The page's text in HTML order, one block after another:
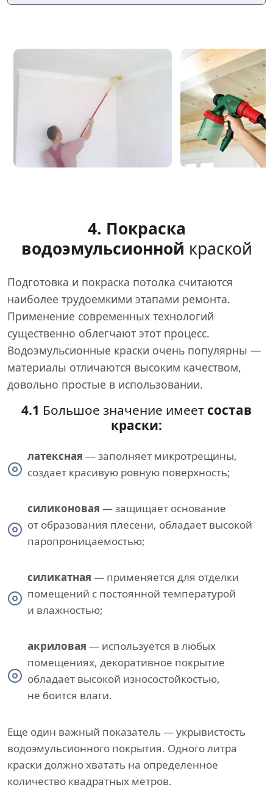
4. Покраска
водоэмульсионной краской
Подготовка и покраска потолка считаются
наиболее трудоемкими этапами ремонта.
Применение современных технологий
существенно облегчают этот процесс.
Водоэмульсионные краски очень популярны —
материалы отличаются высоким качеством,
довольно простые в использовании.
4.1 Большое значение имеет состав
краски:
латексная — заполняет микротрещины,
создает красивую ровную поверхность;
силиконовая — защищает основание
от образования плесени, обладает высокой
паропроницаемостью;
силикатная — применяется для отделки
помещений с постоянной температурой
и влажностью;
акриловая — используется в любых
помещениях, декоративное покрытие
обладает высокой износостойкостью,
не боится влаги.
Еще один важный показатель — укрывистость
водоэмульсионного покрытия. Одного литра
краски должно хватать на определенное
количество квадратных метров.